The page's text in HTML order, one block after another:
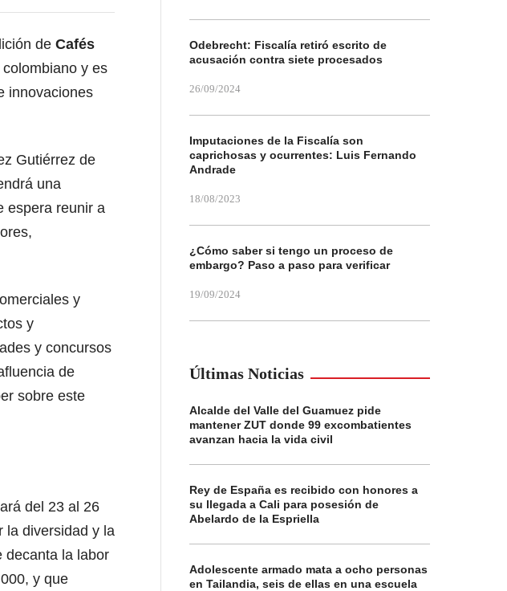
de Cafés
y es
innovaciones
Gutiérrez de
una
espera reunir a
y
y
y concursos
de
sobre este
del 23 al 26
la diversidad y la
decanta la labor
y que
Odebrecht: Fiscalía retiró escrito de
acusación contra siete procesados
26/09/2024
Imputaciones de la Fiscalía son
caprichosas y ocurrentes: Luis Fernando
Andrade
18/08/2023
¿Cómo saber si tengo un proceso de
embargo? Paso a paso para verificar
19/09/2024
Últimas Noticias
Alcalde del Valle del Guamuez pide
mantener ZUT donde 99 excombatientes
avanzan hacia la vida civil
Rey de España es recibido con honores a
su llegada a Cali para posesión de
Abelardo de la Espriella
Adolescente armado mata a ocho personas
en Tailandia, seis de ellas en una escuela